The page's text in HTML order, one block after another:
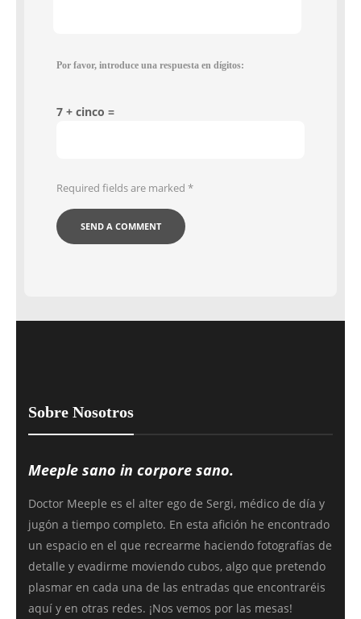
Por favor, introduce una respuesta en dígitos:
7 + cinco =
Required fields are marked *
Sobre Nosotros
Meeple sano in corpore sano.
Doctor Meeple es el alter ego de Sergi, médico de día y
jugón a tiempo completo. En esta afición he encontrado
un espacio en el que recrearme haciendo fotografías de
detalle y evadirme moviendo cubos, algo que pretendo
plasmar en cada una de las entradas que encontraréis
aquí y en otras redes. ¡Nos vemos por las mesas!